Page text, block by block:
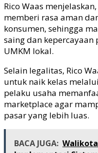
Rico Waas
memberi rasa aman
konsumen, sehingga
saing dan
UMKM lokal.
Selain legalitas, Rico
untuk naik kelas
pelaku usaha
marketplace agar
pasar yang lebih luas.
BACA JUGA: